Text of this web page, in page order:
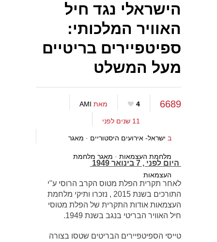
הישראלי נגד חיל
האוויר המלכותי:
ספיטפיירים בריטיים
מעל המשלט
6689
4 מאת AMI
11 שנים לפני
ב ישראל- אירועים היסטוריים · מאגר
מלחמת העצמאות · מאגר מלחמת
העצמאות
היום לפני , 7 בינואר 1949
לאחר תקרית הפלת מטוס הקרב הרוסי ע"י
התורכים בשנת 2015 , נזכרו ותיקי מלחמת
העצמאות אודות התקרית של הפלת מטוסי
חיל האוויר הבריטי בנגב בשנת 1949.
טייסי הספיטפיירים הבריטים שטסו בצורה